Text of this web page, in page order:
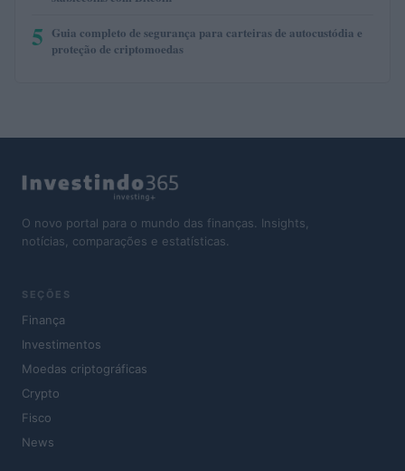
5 Guia completo de segurança para carteiras de autocustódia e
proteção de criptomoedas
O novo portal para o mundo das finanças. Insights,
notícias, comparações e estatísticas.
SEÇÕES
Finança
Investimentos
Moedas criptográficas
Crypto
Fisco
News